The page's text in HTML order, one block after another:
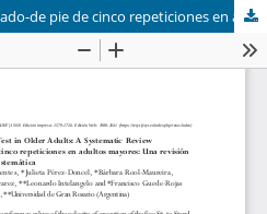
Velocidad de la prueba sentado-de pie de cinco repeticiones en adultos mayores: Una revisión sistemática (Velocity of the Five Sit-to-Stand Test in Older Adults: A Systematic Review)